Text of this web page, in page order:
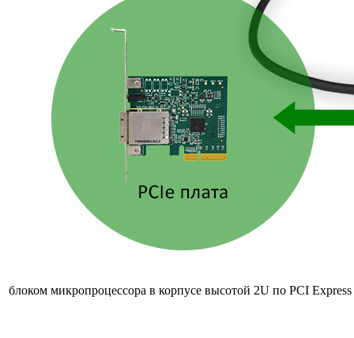
блоком микропроцессора в корпусе высотой 2U по PCI Express